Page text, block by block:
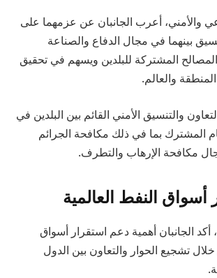
والأمني، أعرب الجانبان عن عزمهما على
بينهما في مجال الدفاع والصناعة
المصالح المشتركة للبلدين ويسهم في تحقيق
والعالم.
والتنسيق الأمني القائم بين البلدين في
المشترك بما في ذلك مكافحة الجرائم
مكافحة الإرهاب والتطرف.
النفط العالمية
الجانبان أهمية دعم استقرار أسواق
تشجيع الحوار والتعاون بين الدول